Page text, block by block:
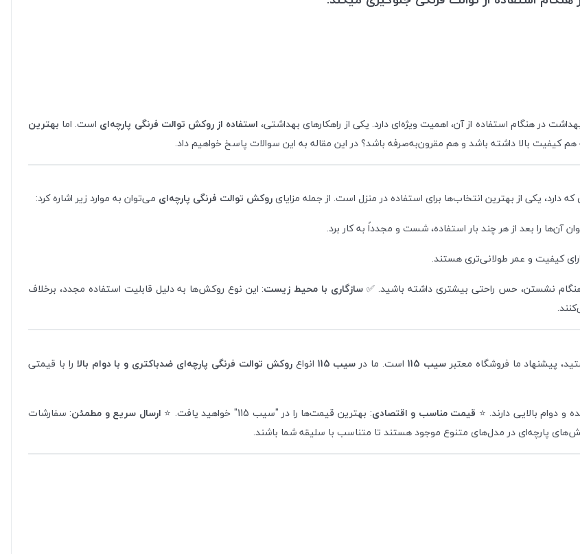
در هنگام استفاده از آن، اهمیت ویژه‌ای دارد. یکی از راهکارهای بهداشتی، استفاده از روکش توالت فرنگی پارچه‌ای است. اما بهترین
کیفیت بالا داشته باشد و هم مقرون‌به‌صرفه باشد؟ در این مقاله به این سوالات پاسخ خواهیم داد.
دارد، یکی از بهترین انتخاب‌ها برای استفاده در منزل است. از جمله مزایایروکش توالت فرنگی پارچه‌ای می‌توان به موارد زیر اشاره کرد:
را بعد از هر چند بار استفاده، شست و مجدداً به کار برد.
کیفیت و عمر طولانی‌تری هستند.
نشستن، حس راحتی بیشتری داشته باشید. ✅سازگاری با محیط زیست: این نوع روکش‌ها به دلیل قابلیت استفاده مجدد، برخلاف
پیشنهاد ما فروشگاه معتبرسیب 115 است. ما در سیب 115 انواعروکش توالت فرنگی پارچه‌ای ضدباکتری و با دوام بالا را با قیمتی
و دوام بالایی دارند. ⭐ قیمت مناسب و اقتصادی: بهترین قیمت‌ها را در "سیب 115" خواهید یافت. ⭐ ارسال سریع و مطمئن: سفارشات
پارچه‌ای در مدل‌های متنوع موجود هستند تا متناسب با سلیقه شما باشند.